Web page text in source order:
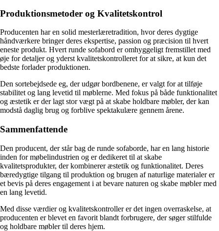
Produktionsmetoder og Kvalitetskontrol
Producenten har en solid mesterlæretradition, hvor deres dygtige
håndværkere bringer deres ekspertise, passion og præcision til hvert
eneste produkt. Hvert runde sofabord er omhyggeligt fremstillet med
øje for detaljer og yderst kvalitetskontrolleret for at sikre, at kun det
bedste forlader produktionen.
Den sortebejdsede eg, der udgør bordbenene, er valgt for at tilføje
stabilitet og lang levetid til møblerne. Med fokus på både funktionalitet
og æstetik er der lagt stor vægt på at skabe holdbare møbler, der kan
modstå daglig brug og forblive spektakulære gennem årene.
Sammenfattende
Den producent, der står bag de runde sofaborde, har en lang historie
inden for møbelindustrien og er dedikeret til at skabe
kvalitetsprodukter, der kombinerer æstetik og funktionalitet. Deres
bæredygtige tilgang til produktion og brugen af naturlige materialer er
et bevis på deres engagement i at bevare naturen og skabe møbler med
en lang levetid.
Med disse værdier og kvalitetskontroller er det ingen overraskelse, at
producenten er blevet en favorit blandt forbrugere, der søger stilfulde
og holdbare møbler til deres hjem.